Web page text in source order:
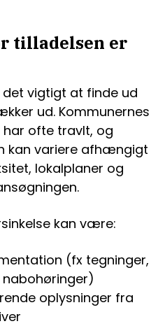
tilladelsen er
vigtigt at finde ud
ud. Kommunernes
ofte travlt, og
kan variere afhængigt
lokalplaner og
kan være:
(fx tegninger,
oplysninger fra